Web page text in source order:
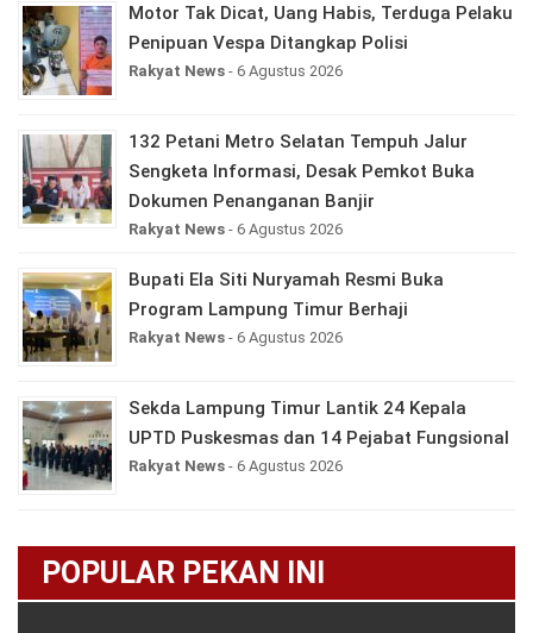
Motor Tak Dicat, Uang Habis, Terduga Pelaku
Penipuan Vespa Ditangkap Polisi
Rakyat News - 6 Agustus 2026
132 Petani Metro Selatan Tempuh Jalur
Sengketa Informasi, Desak Pemkot Buka
Dokumen Penanganan Banjir
Rakyat News - 6 Agustus 2026
Bupati Ela Siti Nuryamah Resmi Buka
Program Lampung Timur Berhaji
Rakyat News - 6 Agustus 2026
Sekda Lampung Timur Lantik 24 Kepala
UPTD Puskesmas dan 14 Pejabat Fungsional
Rakyat News - 6 Agustus 2026
POPULAR PEKAN INI